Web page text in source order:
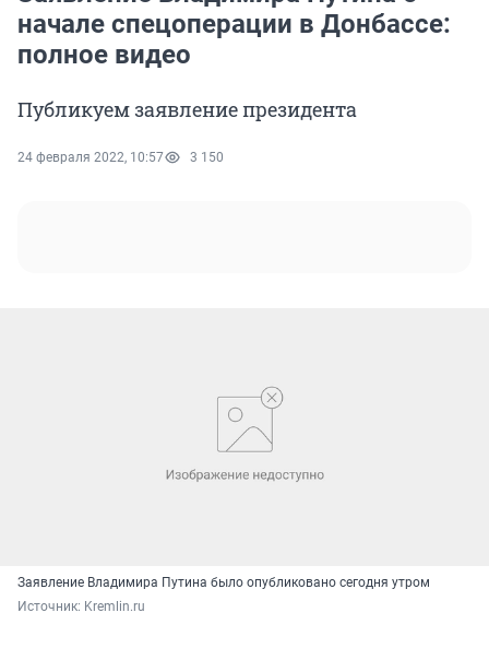
начале спецоперации в Донбассе:
полное видео
Публикуем заявление президента
24 февраля 2022, 10:57 3 150
Заявление Владимира Путина было опубликовано сегодня утром
Источник: Kremlin.ru